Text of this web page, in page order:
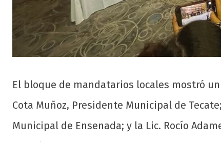
El bloque de mandatarios locales mostró
Cota Muñoz, Presidente Municipal de
Municipal de Ensenada; y la Lic. Rocío